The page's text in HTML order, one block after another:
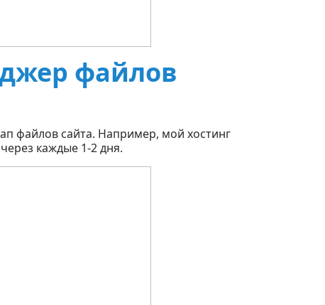
файлов
файлов сайта. Например, мой хостинг
каждые 1-2 дня.